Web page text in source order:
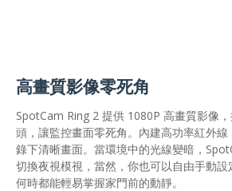
高畫質影像零死角
SpotCam Ring 2 提供 1080P 高畫質影像
頭，讓監控畫面零死角。內建高功率紅外
錄下清晰畫面。當環境中的光線變暗，
切換夜視模視，當然，你也可以自由手動
何時都能輕易掌握家門前的動靜。